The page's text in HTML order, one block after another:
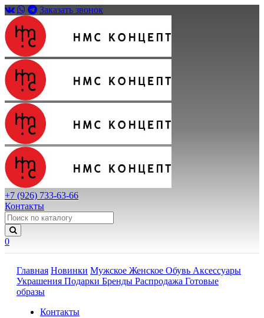
Заказать звонок
+7 (926) 733-63-66
Контакты
0
Главная Новинки Мужское Женское Обувь Аксессуары
Украшения Подарки Бренды Распродажа Готовые
образы
Контакты